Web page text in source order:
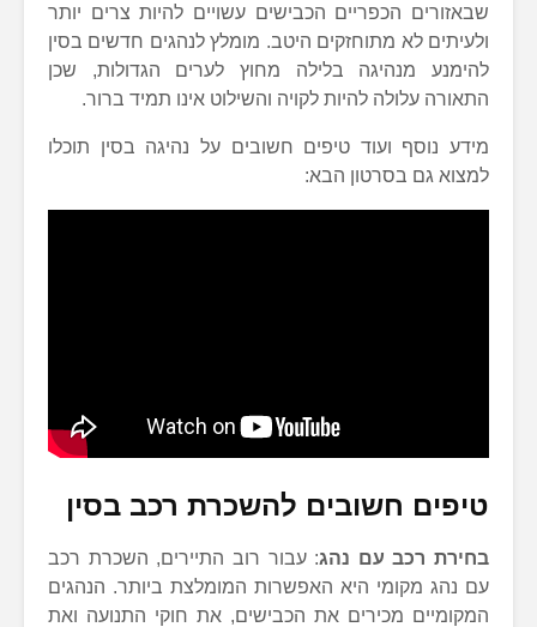
שבאזורים הכפריים הכבישים עשויים להיות צרים יותר
ולעיתים לא מתוחזקים היטב. מומלץ לנהגים חדשים בסין
להימנע מנהיגה בלילה מחוץ לערים הגדולות, שכן
התאורה עלולה להיות לקויה והשילוט אינו תמיד ברור.
מידע נוסף ועוד טיפים חשובים על נהיגה בסין תוכלו
למצוא גם בסרטון הבא:
טיפים חשובים להשכרת רכב בסין
בחירת רכב עם נהג: עבור רוב התיירים, השכרת רכב
עם נהג מקומי היא האפשרות המומלצת ביותר. הנהגים
המקומיים מכירים את הכבישים, את חוקי התנועה ואת